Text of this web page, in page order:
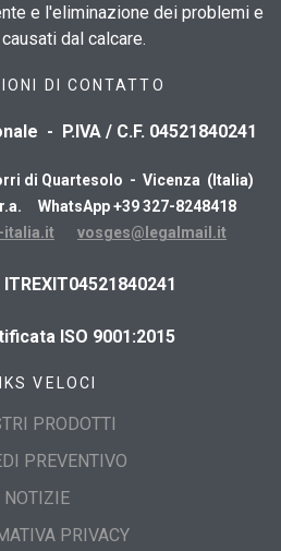
e l'eliminazione dei problemi e
dal calcare.
DI CONTATTO
- P.IVA / C.F. 04521840241
di Quartesolo - Vicenza (Italia)
WhatsApp +39 327-8248418
italia.it vosges@legalmail.it
ISO 9001:2015
VELOCI
PRODOTTI
PREVENTIVO
NOTIZIE
PRIVACY